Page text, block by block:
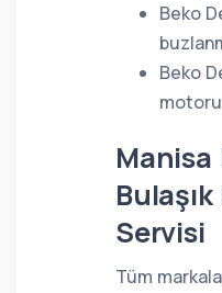
Beko
Beko
motoru
Manisa
Servisi
Tüm